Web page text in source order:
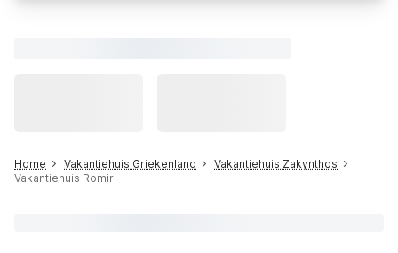
Home Vakantiehuis Griekenland
Vakantiehuis Zakynthos
Vakantiehuis Romiri